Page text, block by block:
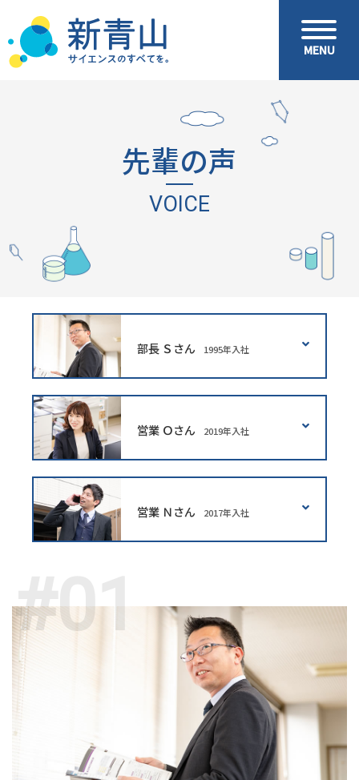
MENU
先輩の声
VOICE
部長 Ｓさん 1995年入社
営業 Ｏさん 2019年入社
営業 Ｎさん 2017年入社
#01
MENU